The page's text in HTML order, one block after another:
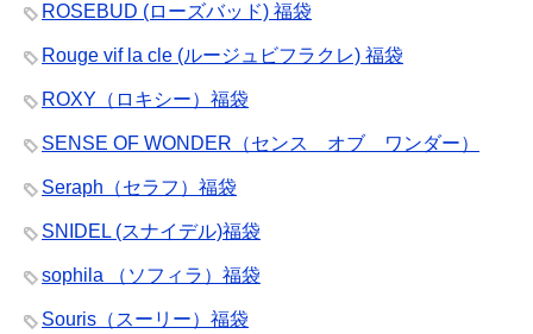
ROSEBUD (ローズバッド) 福袋
Rouge vif la cle (ルージュビフラクレ) 福袋
ROXY（ロキシー）福袋
SENSE OF WONDER（センス オブ ワンダー）
Seraph（セラフ）福袋
SNIDEL (スナイデル)福袋
sophila （ソフィラ）福袋
Souris（スーリー）福袋